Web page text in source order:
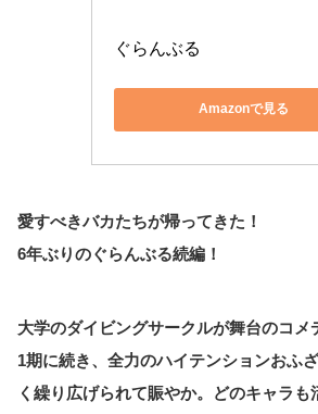
ぐらんぶる
Amazonで見る
愛すべきバカたちが帰ってきた！
6年ぶりのぐらんぶる続編！
大学のダイビングサークルが舞台のコメ
1期に続き、全力のハイテンションおふ
く繰り広げられて賑やか。どのキャラも